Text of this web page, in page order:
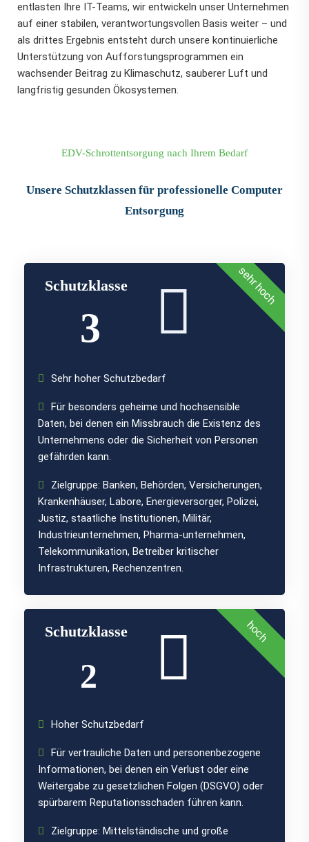
entlasten Ihre IT-Teams, wir entwickeln unser Unternehmen
auf einer stabilen, verantwortungsvollen Basis weiter – und
als drittes Ergebnis entsteht durch unsere kontinuierliche
Unterstützung von Aufforstungsprogrammen ein
wachsender Beitrag zu Klimaschutz, sauberer Luft und
langfristig gesunden Ökosystemen.
EDV-Schrottentsorgung nach Ihrem Bedarf
Unsere Schutzklassen für professionelle Computer
Entsorgung
sehr hoch
Schutzklasse
3
Sehr hoher Schutzbedarf
Für besonders geheime und hochsensible
Daten, bei denen ein Missbrauch die Existenz des
Unternehmens oder die Sicherheit von Personen
gefährden kann.
Zielgruppe: Banken, Behörden, Versicherungen,
Krankenhäuser, Labore, Energieversorger, Polizei,
Justiz, staatliche Institutionen, Militär,
Industrieunternehmen, Pharma-unternehmen,
Telekommunikation, Betreiber kritischer
Infrastrukturen, Rechenzentren.
hoch
Schutzklasse
2
Hoher Schutzbedarf
Für vertrauliche Daten und personenbezogene
Informationen, bei denen ein Verlust oder eine
Weitergabe zu gesetzlichen Folgen (DSGVO) oder
spürbarem Reputationsschaden führen kann.
Zielgruppe: Mittelständische und große